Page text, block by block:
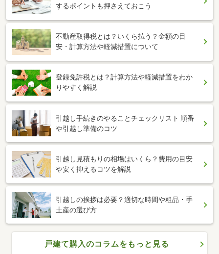
するポイントも押さえておこう
不動産取得税とは？いくら払う？金額の目
安・計算方法や軽減措置について
登録免許税とは？計算方法や軽減措置をわか
りやすく解説
引越し手続きのやることチェックリスト 順番
や引越し準備のコツ
引越し見積もりの相場はいくら？費用の目安
や安く抑えるコツを解説
引越しの挨拶は必要？適切な時間や粗品・手
土産の選び方
戸建て購入のコラムをもっと見る